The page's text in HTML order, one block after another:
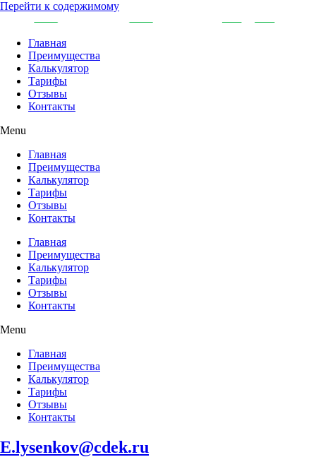
Перейти к содержимому
Главная
Преимущества
Калькулятор
Тарифы
Отзывы
Контакты
Menu
Главная
Преимущества
Калькулятор
Тарифы
Отзывы
Контакты
Главная
Преимущества
Калькулятор
Тарифы
Отзывы
Контакты
Menu
Главная
Преимущества
Калькулятор
Тарифы
Отзывы
Контакты
E.lysenkov@cdek.ru